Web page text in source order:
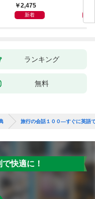
DL版］
2,475
新着
ランキング
無料
旅行の会話１００―すぐに英語
快適に！